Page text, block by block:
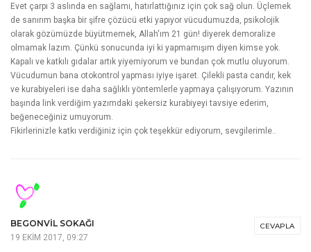
Evet çarpı 3 aslında en sağlamı, hatırlattığınız için çok sağ olun. Üçlemek
de sanırım başka bir şifre çözücü etki yapıyor vücudumuzda, psikolojik
olarak gözümüzde büyütmemek, Allah'ım 21 gün! diyerek demoralize
olmamak lazım. Çünkü sonucunda iyi ki yapmamışım diyen kimse yok.
Kapalı ve katkılı gıdalar artık yiyemiyorum ve bundan çok mutlu oluyorum.
Vücudumun bana otokontrol yapması iyiye işaret. Çilekli pasta candır, kek
ve kurabiyeleri ise daha sağlıklı yöntemlerle yapmaya çalışıyorum. Yazının
başında link verdiğim yazımdaki şekersiz kurabiyeyi tavsiye ederim,
beğeneceğiniz umuyorum.
Fikirlerinizle katkı verdiğiniz için çok teşekkür ediyorum, sevgilerimle..
CEVAPLA
BEGONVIL SOKAĞI
19 EKIM 2017, 09:27